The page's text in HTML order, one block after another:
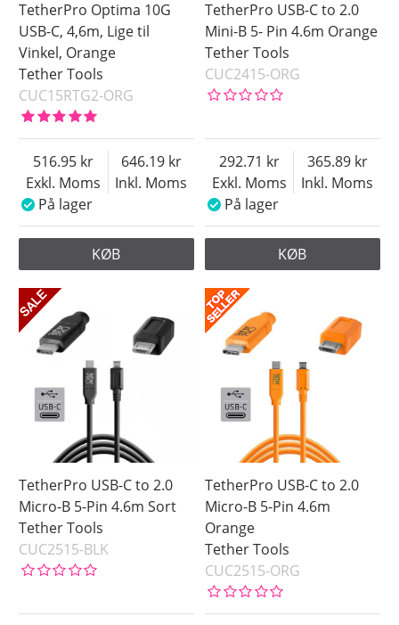
TetherPro Optima 10G
USB-C, 4,6m, Lige til
Vinkel, Orange
Tether Tools
CUC15RTG2-ORG
Exkl. Moms
516.95
Inkl. Moms
646.19
På lager
KØB
TetherPro USB-C to 2.0
Mini-B 5- Pin 4.6m Orange
Tether Tools
CUC2415-ORG
Exkl. Moms
292.71
Inkl. Moms
365.89
På lager
KØB
TetherPro USB-C to 2.0
Micro-B 5-Pin 4.6m Sort
Tether Tools
CUC2515-BLK
TetherPro USB-C to 2.0
Micro-B 5-Pin 4.6m
Orange
Tether Tools
CUC2515-ORG